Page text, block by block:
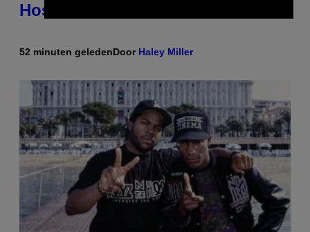
Host Was Stabbed on Air
52 minuten geledenDoor Haley Miller